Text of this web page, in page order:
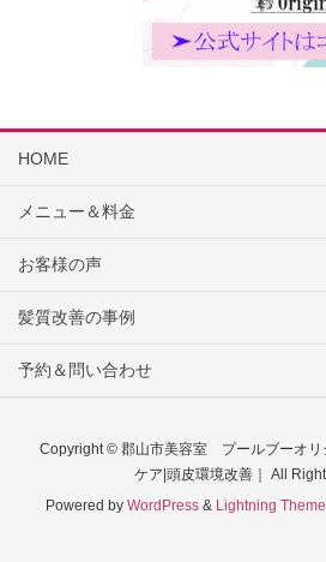
HOME
メニュー＆料金
お客様の声
髪質改善の事例
予約＆問い合わせ
Copyright © 郡山市美容室 プールブーオ
ケア|頭皮環境改善｜ All
Powered by WordPress& Lightning Theme